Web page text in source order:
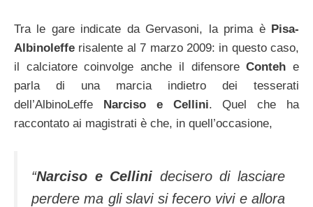
Tra le gare indicate da Gervasoni, la prima èPisa-
Albinoleffe risalente al 7 marzo 2009: in questo caso,
il calciatore coinvolge anche il difensoreConteh e
parla di una marcia indietro dei tesserati
dell’AlbinoLeffe
Narciso e Cellini. Quel che ha
raccontato ai magistrati è che, in quell’occasione,
“Narciso e Cellini decisero di lasciare
perdere ma gli slavi si fecero vivi e allora